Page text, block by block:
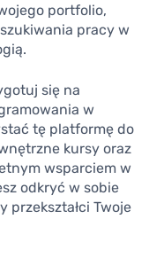
portfolio,
pracy w
się na
w
tę platformę do
kursy oraz
wsparciem w
odkryć w sobie
Twoje